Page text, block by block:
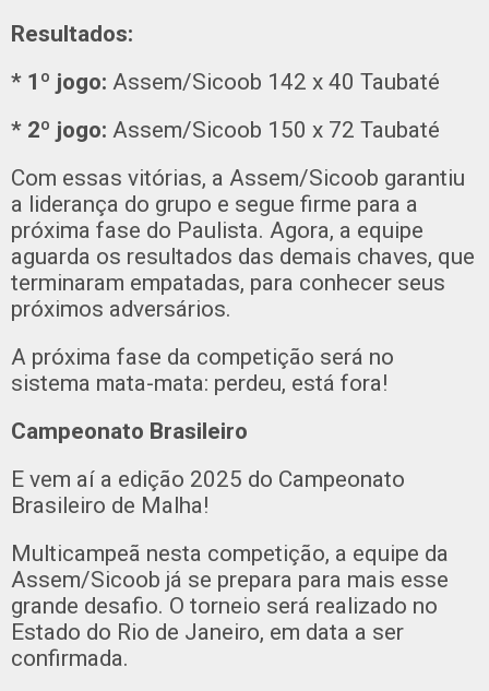
Resultados:
* 1º jogo: Assem/Sicoob 142 x 40 Taubaté
* 2º jogo: Assem/Sicoob 150 x 72 Taubaté
Com essas vitórias, a Assem/Sicoob garantiu
a liderança do grupo e segue firme para a
próxima fase do Paulista. Agora, a equipe
aguarda os resultados das demais chaves, que
terminaram empatadas, para conhecer seus
próximos adversários.
A próxima fase da competição será no
sistema mata-mata: perdeu, está fora!
Campeonato Brasileiro
E vem aí a edição 2025 do Campeonato
Brasileiro de Malha!
Multicampeã nesta competição, a equipe da
Assem/Sicoob já se prepara para mais esse
grande desafio. O torneio será realizado no
Estado do Rio de Janeiro, em data a ser
confirmada.